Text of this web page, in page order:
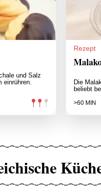
und Salz
einrühren.
Rezept
Die
beliebt
>60 MIN